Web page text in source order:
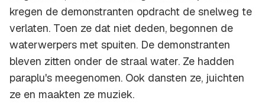
kregen de demonstranten opdracht de snelweg te
verlaten. Toen ze dat niet deden, begonnen de
waterwerpers met spuiten. De demonstranten
bleven zitten onder de straal water. Ze hadden
paraplu's meegenomen. Ook dansten ze, juichten
ze en maakten ze muziek.